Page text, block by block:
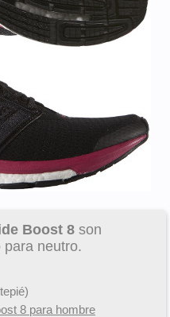
Boost 8 son
neutro.
8 para hombre